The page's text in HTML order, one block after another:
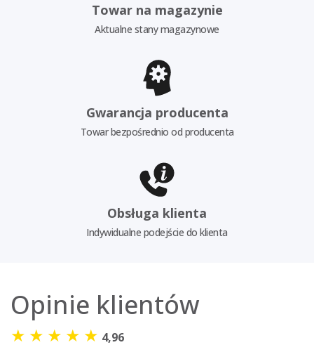
Towar na magazynie
Aktualne stany magazynowe
Gwarancja producenta
Towar bezpośrednio od producenta
Obsługa klienta
Indywidualne podejście do klienta
Opinie klientów
★ ★ ★ ★ ★ 4,96